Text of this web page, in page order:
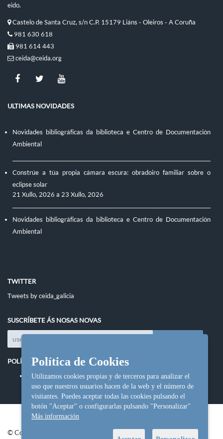
eido.
Castelo de Santa Cruz, s/n C.P. 15179 Liáns - Oleiros - A Coruña
981 630 618
981 614 443
ceida@ceida.org
ULTIMAS NOVIDADES
Novidades bibliográficas da biblioteca e Centro de Documentación
Ambiental
Constrúe a túa propia cámara escura: obradoiro familiar sobre o
eclipse solar
21 Xullo, 2026 a 23 Xullo, 2026
Novidades bibliográficas da biblioteca e Centro de Documentación
Ambiental
TWITTER
Tweets by ceida_galicia
SUSCRÍBETE ÁS NOSAS NOVAS
POLÍTICAS DO SITIO
Política de cookies
© Copyright Ceida.
Política de Cookies
Utilizamos cookies propias y de terceros para analizar el
uso que nuestros usuarios hacen de la web y el número de
visitantes. Puedes aceptar todas las cookies pulsando el
botón "Aceptar" o configurarlas pulsando "Personalizar"
Más información